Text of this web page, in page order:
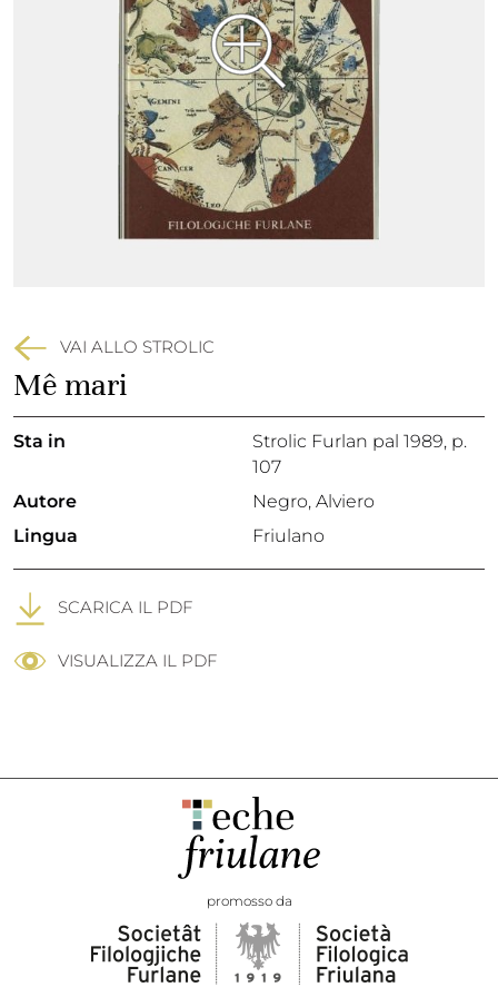
VAI ALLO STROLIC
Mê mari
Sta in Strolic Furlan pal 1989, p.
107
Autore
Negro, Alviero
Lingua
Friulano
SCARICA IL PDF
VISUALIZZA IL PDF
promosso da